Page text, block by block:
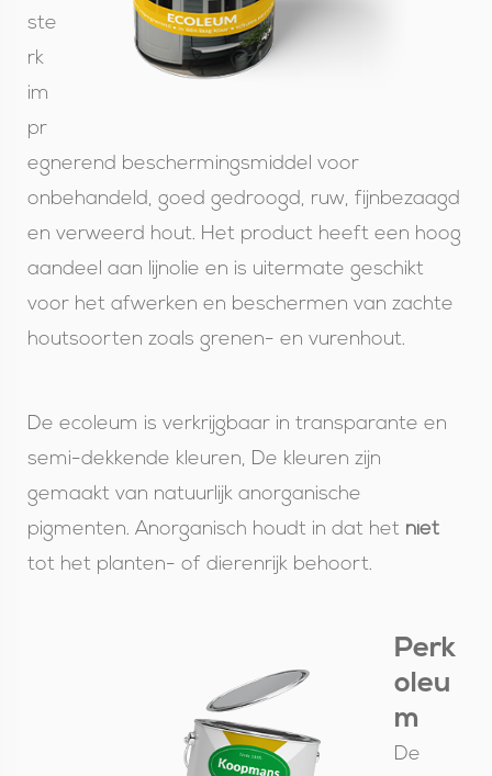
ste
rk
im
pr
egnerend beschermingsmiddel voor
onbehandeld, goed gedroogd, ruw, fijnbezaagd
en verweerd hout. Het product heeft een hoog
aandeel aan lijnolie en is uitermate geschikt
voor het afwerken en beschermen van zachte
houtsoorten zoals grenen- en vurenhout.
De ecoleum is verkrijgbaar in transparante en
semi-dekkende kleuren, De kleuren zijn
gemaakt van natuurlijk anorganische
pigmenten. Anorganisch houdt in dat het niet
tot het planten- of dierenrijk behoort.
Perk
oleu
m
De